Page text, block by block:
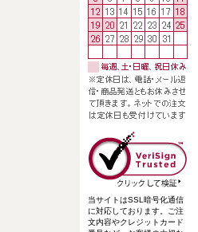
当サイトはSSL暗号化通信
に対応しております。ご注
文内容やクレジットカード